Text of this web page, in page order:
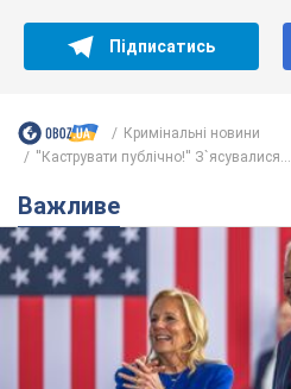
Підписатись
Кримінальні новини
''Каструвати публічно!'' З`ясувалися...
Важливе